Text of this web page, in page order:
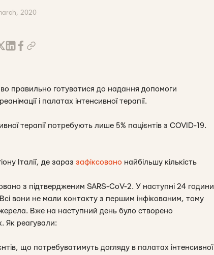
2020
правильно готуватися до надання допомоги
і палатах інтенсивної терапії.
терапії потребують лише 5% пацієнтів з COVID-19.
Італії, де зараз зафіксовано найбільшу кількість
з підтвердженим SARS-CoV-2. У наступні 24 години
вони не мали контакту з першим інфікованим, тому
Вже на наступний день було створено
Як реагували:
що потребуватимуть догляду в палатах інтенсивної